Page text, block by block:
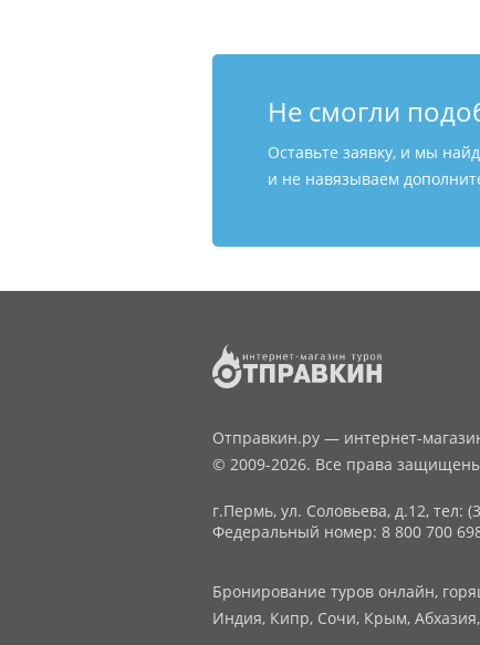
Не смогли
Оставьте заявку, и мы
и не навязываем
Отправкин.ру — интернет-
© 2009-2026. Все права
г.Пермь, ул. Соловьева, д.12, тел:
Федеральный номер: 8 800 700
Бронирование туров онлайн,
Индия, Кипр, Сочи, Крым,